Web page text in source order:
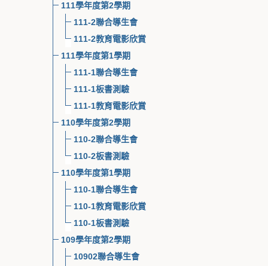
111學年度第2學期
111-2聯合導生會
111-2教育電影欣賞
111學年度第1學期
111-1聯合導生會
111-1板書測驗
111-1教育電影欣賞
110學年度第2學期
110-2聯合導生會
110-2板書測驗
110學年度第1學期
110-1聯合導生會
110-1教育電影欣賞
110-1板書測驗
109學年度第2學期
10902聯合導生會